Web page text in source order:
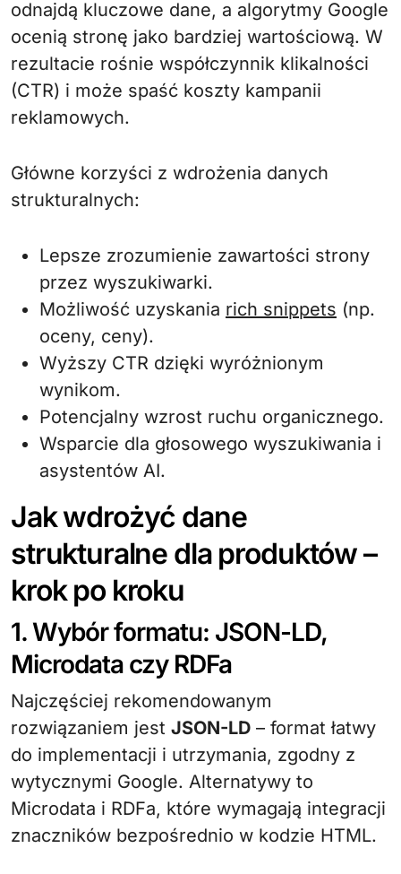
odnajdą kluczowe dane, a algorytmy Google
ocenią stronę jako bardziej wartościową. W
rezultacie rośnie współczynnik klikalności
(CTR) i może spaść koszty kampanii
reklamowych.
Główne korzyści z wdrożenia danych
strukturalnych:
Lepsze zrozumienie zawartości strony
przez wyszukiwarki.
Możliwość uzyskania rich snippets (np.
oceny, ceny).
Wyższy CTR dzięki wyróżnionym
wynikom.
Potencjalny wzrost ruchu organicznego.
Wsparcie dla głosowego wyszukiwania i
asystentów AI.
Jak wdrożyć dane
strukturalne dla produktów –
krok po kroku
1. Wybór formatu: JSON-LD,
Microdata czy RDFa
Najczęściej rekomendowanym
rozwiązaniem jest JSON-LD – format łatwy
do implementacji i utrzymania, zgodny z
wytycznymi Google. Alternatywy to
Microdata i RDFa, które wymagają integracji
znaczników bezpośrednio w kodzie HTML.